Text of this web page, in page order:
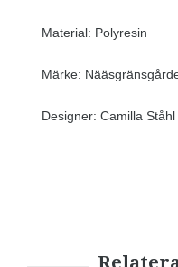
Material: Polyresin
Märke:
Designer: Camilla Ståhl